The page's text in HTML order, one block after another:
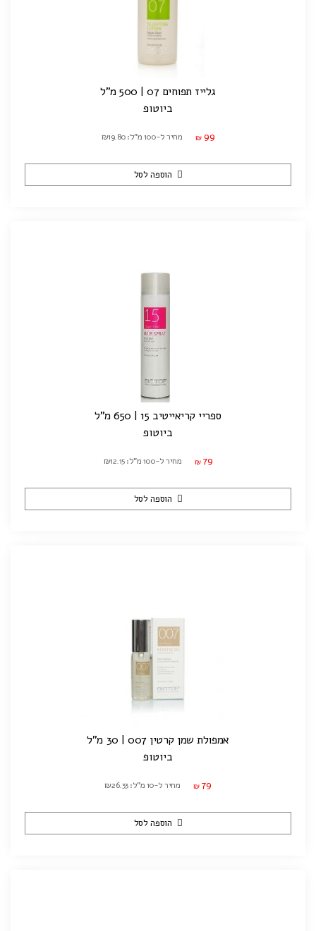
גלייז תפוחים 07 | 500 מ"ל
ביוטופ
₪ 99 מחיר ל-100 מ"ל: ₪19.80
הוספה לסל
ספריי קריאייטיב 15 | 650 מ"ל
ביוטופ
₪ 79 מחיר ל-100 מ"ל: ₪12.15
הוספה לסל
אמפולת שמן קרטין 007 | 30 מ"ל
ביוטופ
₪ 79 מחיר ל-10 מ"ל: ₪26.33
הוספה לסל